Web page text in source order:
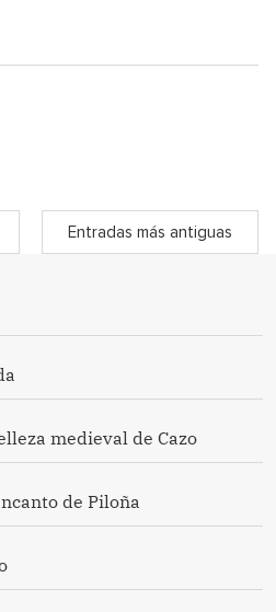
Entradas más antiguas
medieval de Cazo
de Piloña